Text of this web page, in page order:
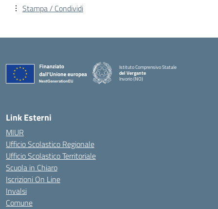
Stampa / Condividi
Istituto Comprensivo Statale
del Vergante
Invorio (NO)
Link Esterni
MIUR
Ufficio Scolastico Regionale
Ufficio Scolastico Territoriale
Scuola in Chiaro
Iscrizioni On Line
Invalsi
Comune